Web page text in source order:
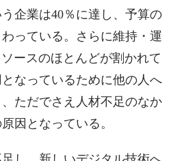
企業は40％に達し、予算の
っている。さらに維持・運
ースのほとんどが割かれて
なっているために他の人へ
ただでさえ人材不足のなか
因となっている。